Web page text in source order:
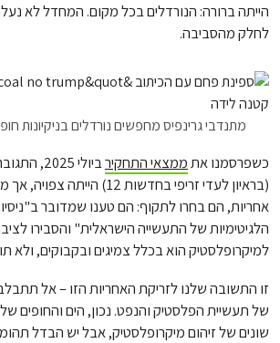
הייתה ברורה: הנורדלים בכל מקום. המחדל לא
לחלק מהסביבה.
מתנדבי גרינפיס מחפשים נורדלים בניקיונות חופים
כשפרסמנו אתממצאי התחקיר
ביולי
(בראיון לעדי זריפי בחדשות
אחריות, הם בחרו לתקוף: הם טענו שמדובר
הלגיטימיות של התעשייה הישראלית" והסבירו
למיקרופלסטיק הוא בכלל צמיגים ובקבוקים, ולא
זו התשובה שלנו לזריקת האחריות הזו – אל
של תעשיית הפלסטיק והנפט. נכון, הים והחופים
שונים של זיהום מיקרופלסטיק, אבל יש הבדל